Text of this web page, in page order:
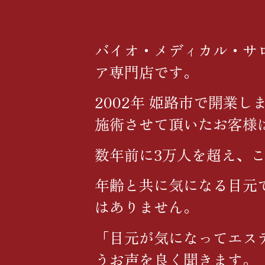
バイオ・メディカル・
ア専門店です。
2002年 姫路市で開業し
施術させて頂いたお客様
数年前に3万人を超え、
年齢と共に気になる目
はありません。
「目元が気になってエ
うお声を良く聞きます。